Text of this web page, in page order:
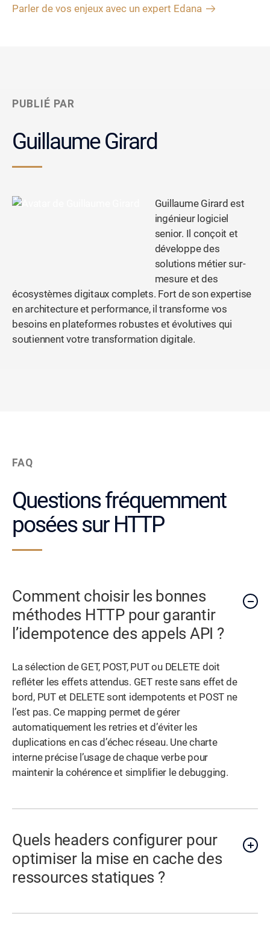
Parler de vos enjeux avec un expert Edana
PUBLIÉ PAR
Guillaume Girard
Guillaume Girard est
ingénieur logiciel
senior. Il conçoit et
développe des
solutions métier sur-
mesure et des
écosystèmes digitaux complets. Fort de son expertise
en architecture et performance, il transforme vos
besoins en plateformes robustes et évolutives qui
soutiennent votre transformation digitale.
FAQ
Questions fréquemment
posées sur HTTP
Comment choisir les bonnes
méthodes HTTP pour garantir
l’idempotence des appels API ?
La sélection de GET, POST, PUT ou DELETE doit
refléter les effets attendus. GET reste sans effet de
bord, PUT et DELETE sont idempotents et POST ne
l’est pas. Ce mapping permet de gérer
automatiquement les retries et d’éviter les
duplications en cas d’échec réseau. Une charte
interne précise l’usage de chaque verbe pour
maintenir la cohérence et simplifier le debugging.
Quels headers configurer pour
optimiser la mise en cache des
ressources statiques ?